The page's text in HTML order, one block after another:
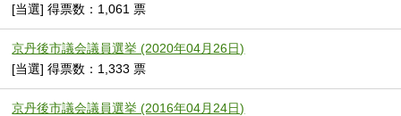
[当選] 得票数：1,061 票
京丹後市議会議員選挙 (2020年04月26日)
[当選] 得票数：1,333 票
京丹後市議会議員選挙 (2016年04月24日)